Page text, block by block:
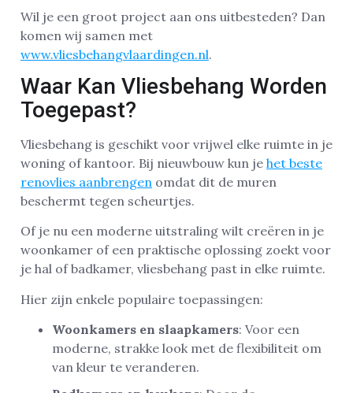
Wil je een groot project aan ons uitbesteden? Dan
komen wij samen met
www.vliesbehangvlaardingen.nl.
Waar Kan Vliesbehang Worden
Toegepast?
Vliesbehang is geschikt voor vrijwel elke ruimte in je
woning of kantoor. Bij nieuwbouw kun je het beste
renovlies aanbrengen omdat dit de muren
beschermt tegen scheurtjes.
Of je nu een moderne uitstraling wilt creëren in je
woonkamer of een praktische oplossing zoekt voor
je hal of badkamer, vliesbehang past in elke ruimte.
Hier zijn enkele populaire toepassingen:
Woonkamers en slaapkamers: Voor een
moderne, strakke look met de flexibiliteit om
van kleur te veranderen.